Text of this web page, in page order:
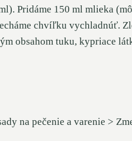
Pridáme 150 ml mlieka
chvíľku vychladnúť.
obsahom tuku, kypriace
na pečenie a varenie >